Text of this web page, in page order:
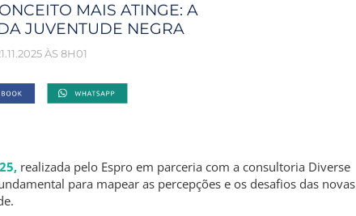
MAIS ATINGE: A
JUVENTUDE NEGRA
ÀS 8H01
realizada pelo Espro em parceria com a consultoria Diverse
para mapear as percepções e os desafios das novas